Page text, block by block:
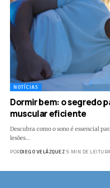
NOTÍCIAS
Dormir bem: o segredo
muscular eficiente
Descubra como o sono é essencial
lesões…
PORDIEGO VELÁZQUEZ 5 MIN DE LEITURA